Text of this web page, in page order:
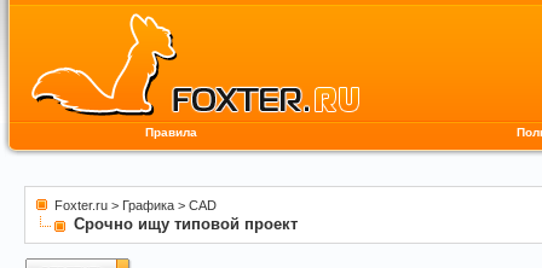
Правила
Foxter.ru > Графика > CAD
Срочно ищу типовой проект